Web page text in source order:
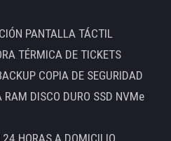
PANTALLA TÁCTIL
TÉRMICA DE TICKETS
COPIA DE SEGURIDAD
DISCO DURO SSD NVMe